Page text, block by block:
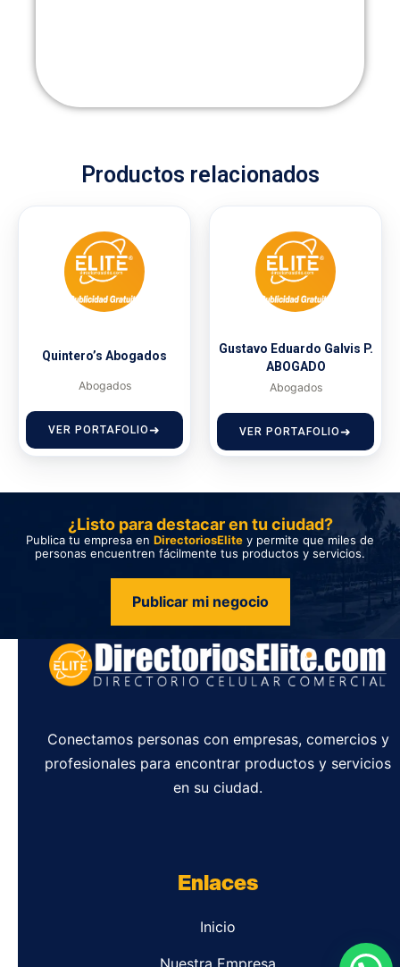
Productos relacionados
Quintero’s Abogados
Abogados
VER PORTAFOLIO
Gustavo Eduardo Galvis P.
ABOGADO
Abogados
VER PORTAFOLIO
¿Listo para destacar en tu ciudad?
Publica tu empresa en DirectoriosElite y permite que miles de
personas encuentren fácilmente tus productos y servicios.
Publicar mi negocio
Conectamos personas con empresas, comercios y
profesionales para encontrar productos y servicios
en su ciudad.
Enlaces
Inicio